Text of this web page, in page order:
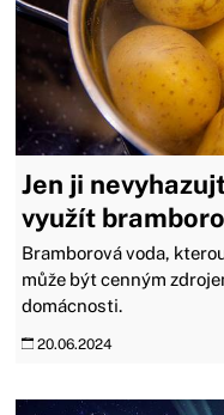
Jen ji
využít
Bramborová voda,
může být cenným
domácnosti.
20.06.2024